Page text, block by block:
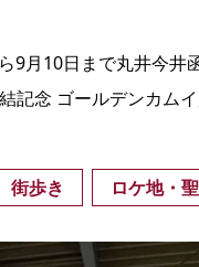
9月10日まで丸井今井
記念 ゴールデンカム
街歩き ロケ地・